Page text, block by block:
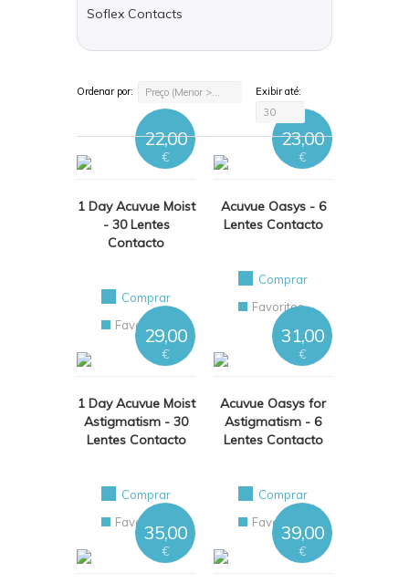
Soflex Contacts
Ordenar por: Preço (Menor > Maior)
Exibir até:
30
1 Day Acuvue Moist
- 30 Lentes
Contacto
22,00
€
Comprar
Favoritos
Acuvue Oasys - 6
Lentes Contacto
23,00
€
Comprar
Favoritos
1 Day Acuvue Moist
Astigmatism - 30
Lentes Contacto
29,00
€
Comprar
Favoritos
Acuvue Oasys for
Astigmatism - 6
Lentes Contacto
31,00
€
Comprar
Favoritos
35,00
€
39,00
€